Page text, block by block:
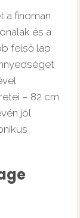
a finoman
és a
felső lap
– 82 cm
jól